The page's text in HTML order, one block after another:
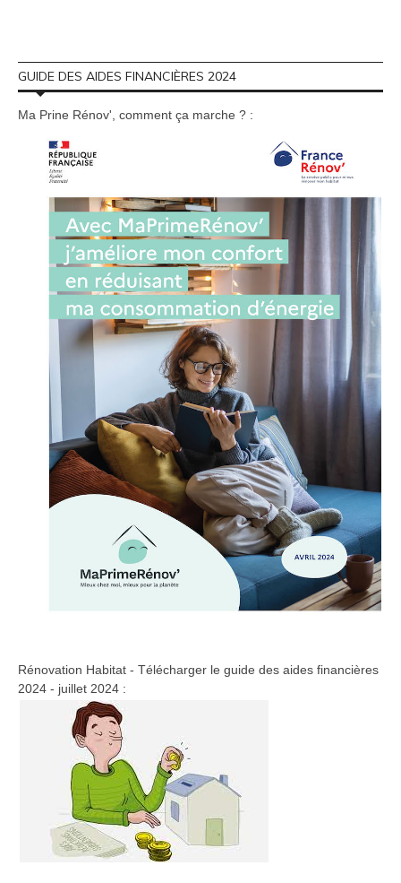
GUIDE DES AIDES FINANCIÈRES 2024
Ma Prine Rénov', comment ça marche ? :
Rénovation Habitat - Télécharger le guide des aides financières
2024 - juillet 2024 :